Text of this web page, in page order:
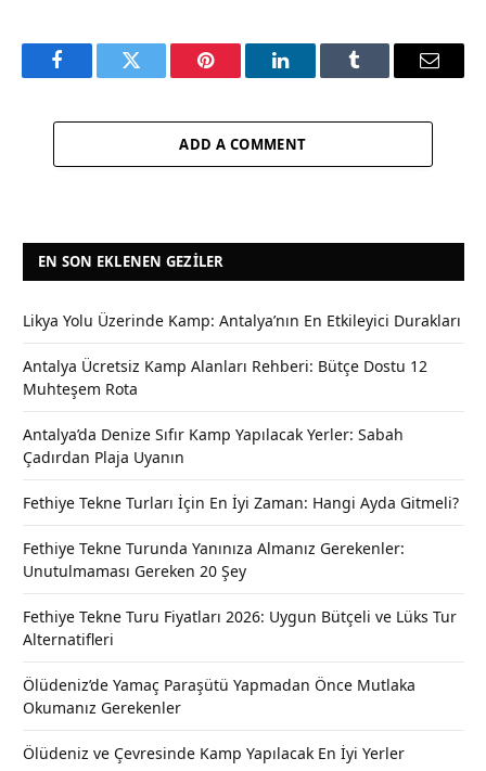
FacebookTwitter Pinterest LinkedInTumblr Email
ADD A COMMENT
EN SON EKLENEN GEZILER
Likya Yolu Üzerinde Kamp: Antalya’nın En Etkileyici Durakları
Antalya Ücretsiz Kamp Alanları Rehberi: Bütçe Dostu 12
Muhteşem Rota
Antalya’da Denize Sıfır Kamp Yapılacak Yerler: Sabah
Çadırdan Plaja Uyanın
Fethiye Tekne Turları İçin En İyi Zaman: Hangi Ayda Gitmeli?
Fethiye Tekne Turunda Yanınıza Almanız Gerekenler:
Unutulmaması Gereken 20 Şey
Fethiye Tekne Turu Fiyatları 2026: Uygun Bütçeli ve Lüks Tur
Alternatifleri
Ölüdeniz’de Yamaç Paraşütü Yapmadan Önce Mutlaka
Okumanız Gerekenler
Ölüdeniz ve Çevresinde Kamp Yapılacak En İyi Yerler